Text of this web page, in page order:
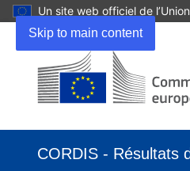
Skip to main content
Un site web officiel de
une
CORDIS - Résultats